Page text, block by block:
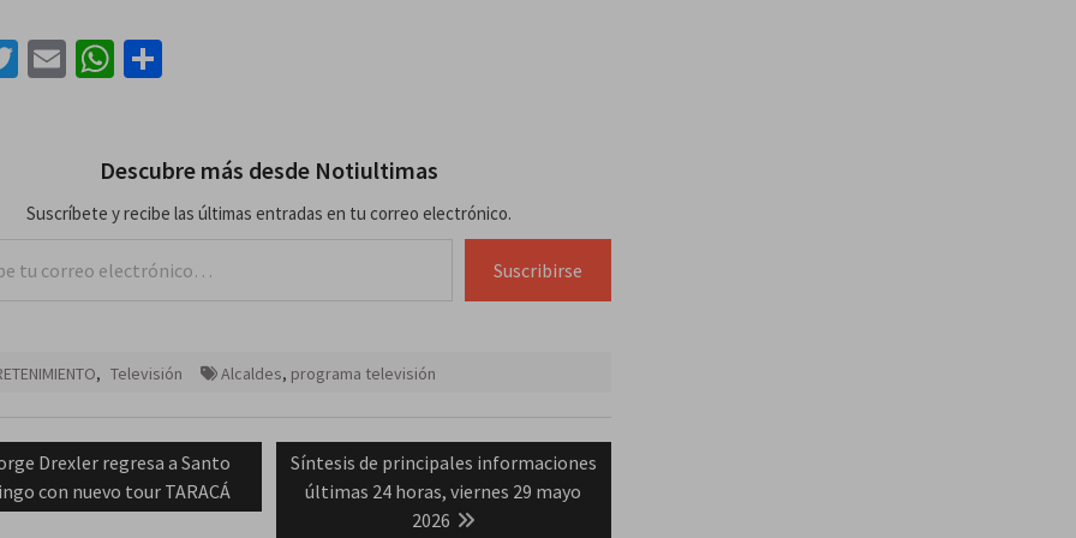
Twitter
EmailWhatsApp
Descubre más desde Notiultimas
Suscríbete y recibe las últimas entradas en tu correo electrónico.
Suscribirse
, Televisión Alcaldes, programa televisión
Drexler regresa a Santo
con nuevo tour TARACÁ
Next
post:
Síntesis de principales informaciones
últimas 24 horas, viernes 29 mayo
2026